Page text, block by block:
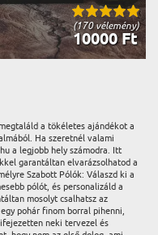
(170 vélemény)
10000 Ft
a tökéletes ajándékot a
Ha szeretnél valami
a legjobb hely számodra. Itt
garantáltan elvarázsolhatod a
Szabott Pólók: Válaszd ki a
pólót, és personalizáld a
mosolyt csalhatsz az
pohár finom borral pihenni,
neki tervezel és